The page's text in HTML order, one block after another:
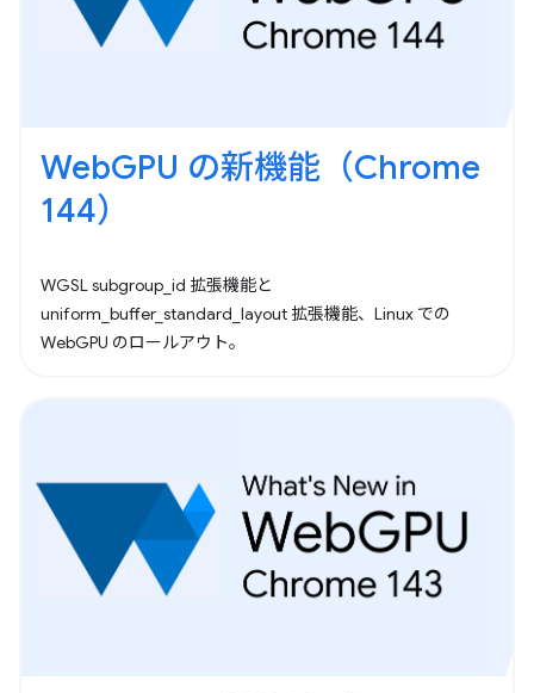
WebGPU の新機能（Chrome
144）
WGSL subgroup_id 拡張機能と
uniform_buffer_standard_layout 拡張機能、Linux での
WebGPU のロールアウト。